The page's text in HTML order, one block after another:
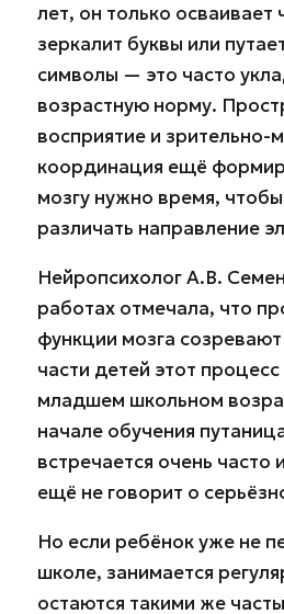
лет, он только осваивает
зеркалит буквы или
символы — это часто
возрастную норму.
восприятие и зрительно-
координация ещё
мозгу нужно время,
различать направление
Нейропсихолог А.В.
работах отмечала, что
функции мозга
части детей этот
младшем школьном
начале обучения
встречается очень часто
ещё не говорит о
Но если ребёнок уже не
школе, занимается
остаются такими же